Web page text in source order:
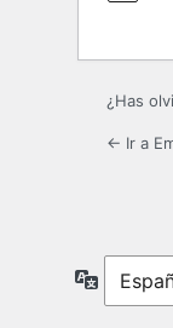
¿Has
← Ir a
Idioma